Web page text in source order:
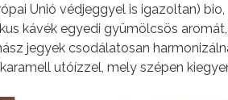
Unió védjeggyel is igazoltan)
kávék egyedi gyümölcsös
jegyek csodálatosan
utóízzel, mely szépen